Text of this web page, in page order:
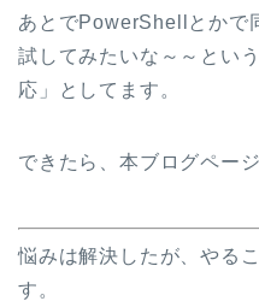
あとでPowerShellとかで
試してみたいな～～とい
応」としてます。
できたら、本ブログペー
悩みは解決したが、やる
す。